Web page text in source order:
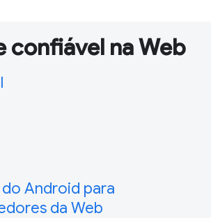
confiável na Web
Android para
da Web